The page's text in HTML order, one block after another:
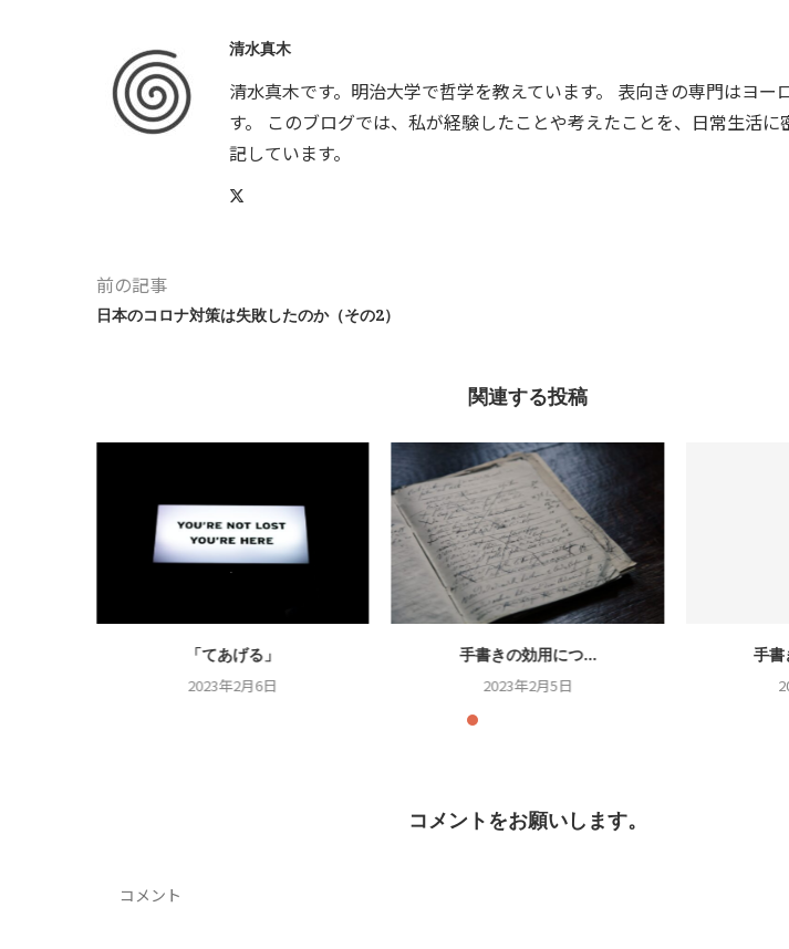
清水真木
清水真木です。明治大学で哲学を教えています。 表向きの専門はヨー
す。 このブログでは、私が経験したことや考えたことを、日常生活に
記しています。
前の記事
日本のコロナ対策は失敗したのか（その2）
関連する投稿
「てあげる」
2023年2月6日
手書きの効用につ...
2023年2月5日
手書
コメントをお願いします。